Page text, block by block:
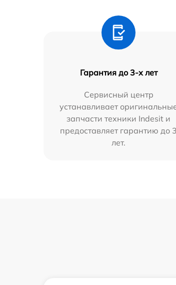
Гарантия до 3-х лет
Сервисный центр
устанавливает
запчасти техники Indesit и
предоставляет гарантию до 3
лет.